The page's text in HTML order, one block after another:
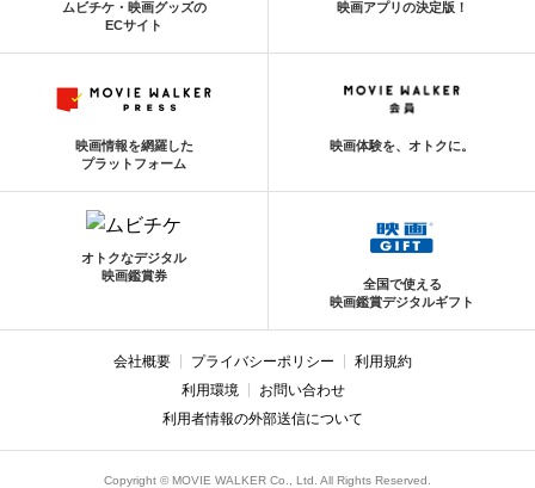
ムビチケ・映画グッズの
ECサイト
映画アプリの決定版！
映画情報を網羅した
プラットフォーム
映画体験を、オトクに。
オトクなデジタル
映画鑑賞券
全国で使える
映画鑑賞デジタルギフト
会社概要 プライバシーポリシー
利用規約
利用環境
お問い合わせ
利用者情報の外部送信について
Copyright © MOVIE WALKER Co., Ltd. All Rights Reserved.